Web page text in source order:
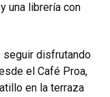
una librería con
seguir disfrutando
el Café Proa,
en la terraza